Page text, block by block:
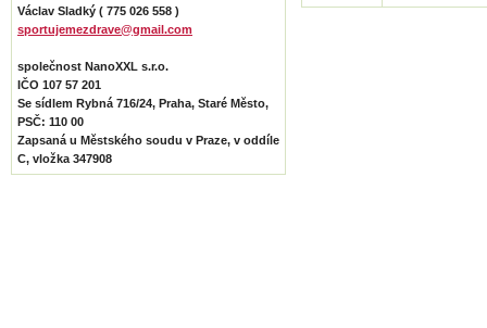
Václav Sladký ( 775 026 558 )
sportujemezdrave@gmail.com
společnost NanoXXL s.r.o.
IČO 107 57 201
Se sídlem Rybná 716/24, Praha, Staré Město,
PSČ: 110 00
Zapsaná u Městského soudu v Praze, v oddíle
C, vložka 347908